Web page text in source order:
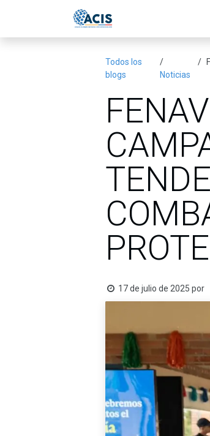
Todos los
blogs
Noticias
17 de julio de 2025 por